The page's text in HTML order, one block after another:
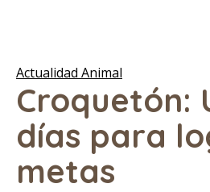
Actualidad Animal
Croquetón:
días para
metas